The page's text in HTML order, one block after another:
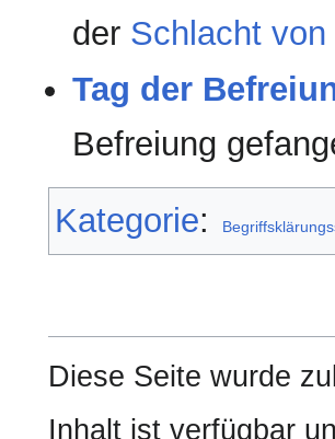
der Schlacht von
Tag der
Befreiung
Kategorie:
Diese Seite wurde
Inhalt ist verfügbar